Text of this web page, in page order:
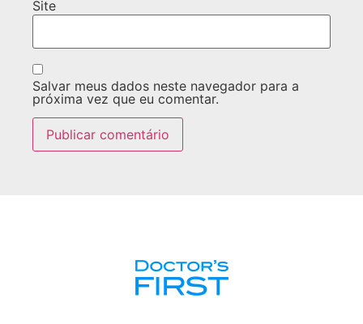
Site
Salvar meus dados neste navegador para a
próxima vez que eu comentar.